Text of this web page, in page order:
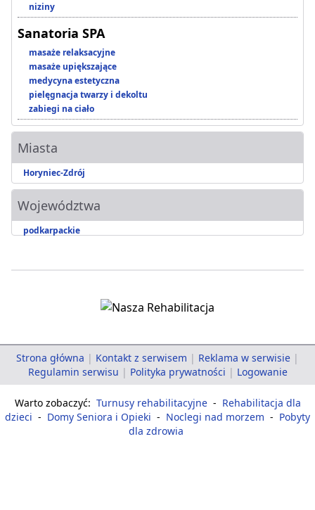
niziny
Sanatoria SPA
masaże relaksacyjne
masaże upiększające
medycyna estetyczna
pielęgnacja twarzy i dekoltu
zabiegi na ciało
Miasta
Horyniec-Zdrój
Województwa
podkarpackie
Strona główna | Kontakt z serwisem | Reklama w serwisie |
Regulamin serwisu | Polityka prywatności | Logowanie
Warto zobaczyć: Turnusy rehabilitacyjne - Rehabilitacja dla
dzieci - Domy Seniora i Opieki - Noclegi nad morzem - Pobyty
dla zdrowia